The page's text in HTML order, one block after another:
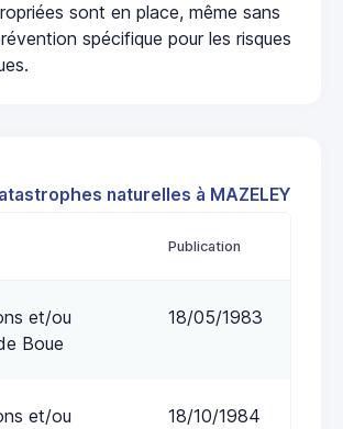
sont en place, même sans
spécifique pour les risques
naturelles à MAZELEY
Publication
et/ou
Boue
18/05/1983
et/ou
18/10/1984